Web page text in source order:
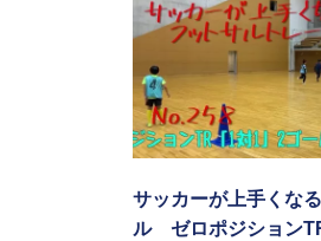
サッカーが上手くな
ル ゼロポジション